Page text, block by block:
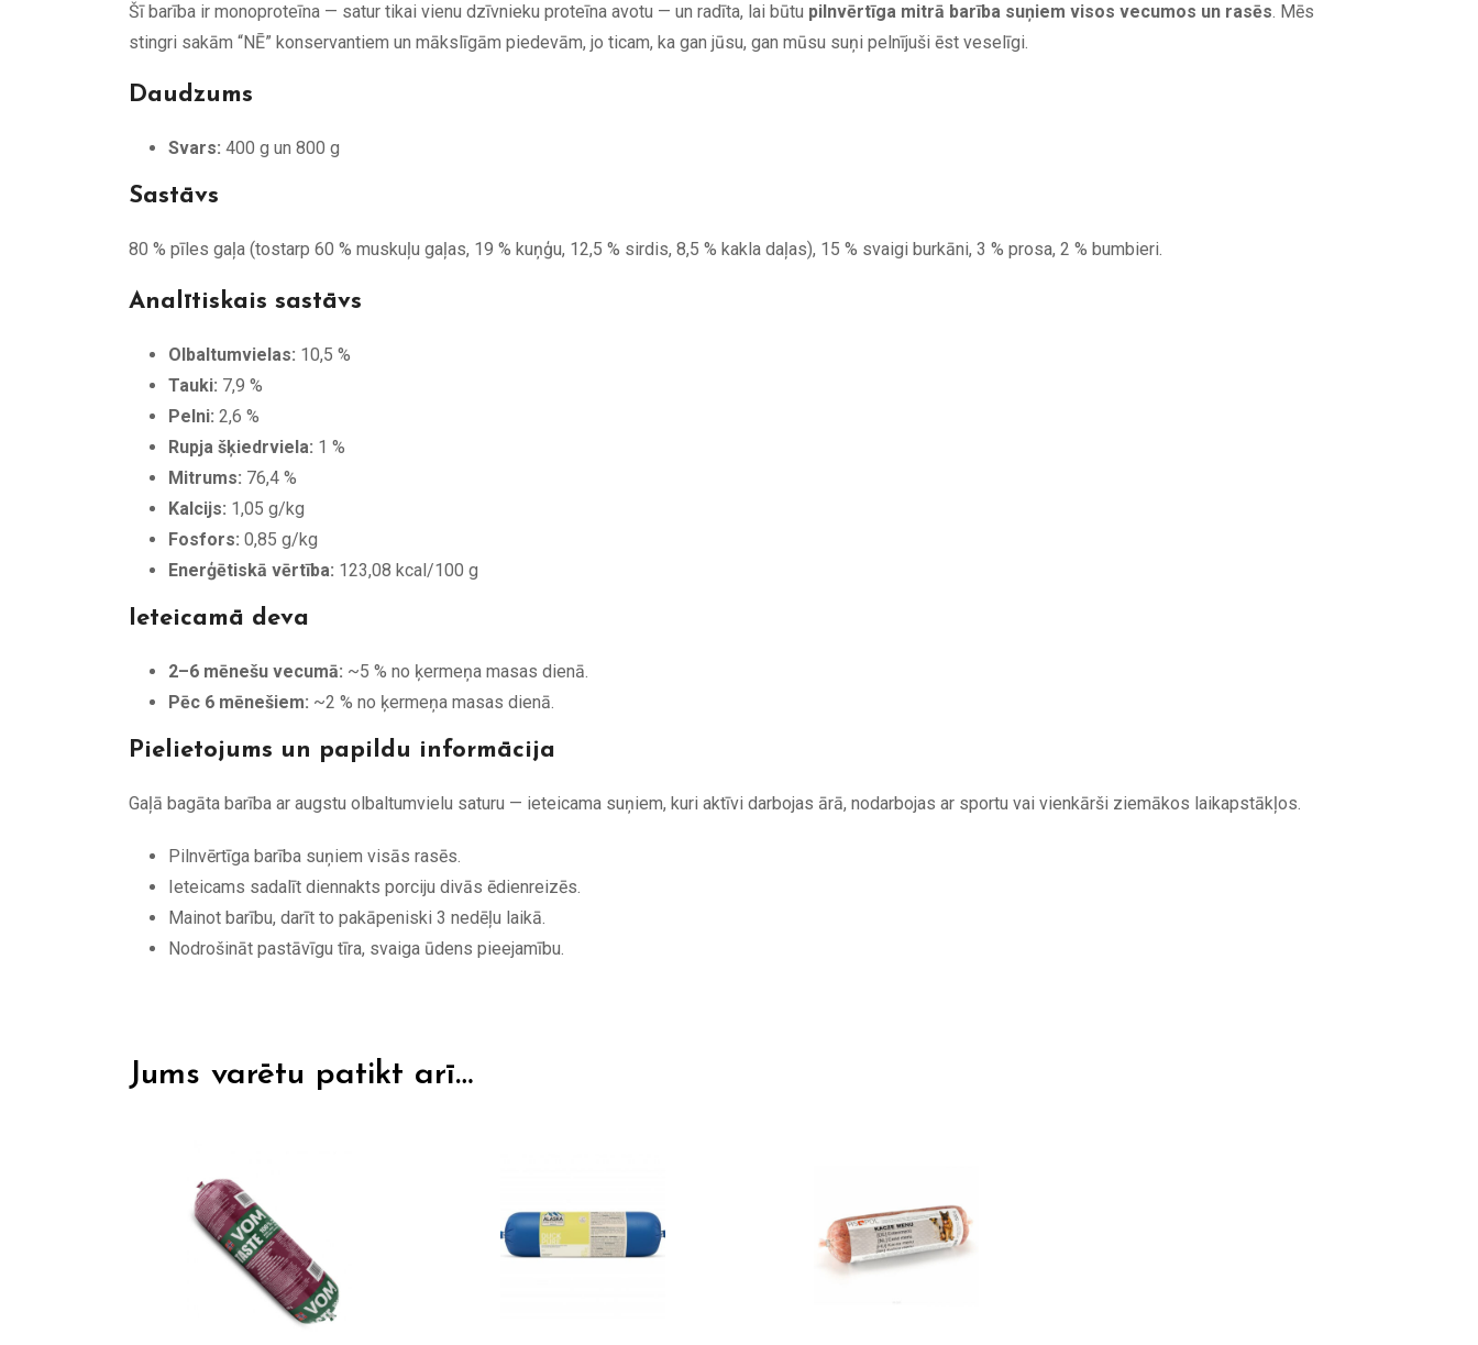
Šī barība ir monoproteīna — satur tikai vienu dzīvnieku proteīna avotu — un radīta, lai būtu pilnvērtīga mitrā barība suņiem visos vecumos un rasēs. Mēs
stingri sakām “NĒ” konservantiem un mākslīgām piedevām, jo ticam, ka gan jūsu, gan mūsu suņi pelnījuši ēst veselīgi.
Daudzums
Svars: 400 g un 800 g
Sastāvs
80 % pīles gaļa (tostarp 60 % muskuļu gaļas, 19 % kuņģu, 12,5 % sirdis, 8,5 % kakla daļas), 15 % svaigi burkāni, 3 % prosa, 2 % bumbieri.
Analītiskais sastāvs
Olbaltumvielas: 10,5 %
Tauki: 7,9 %
Pelni: 2,6 %
Rupja šķiedrviela: 1 %
Mitrums: 76,4 %
Kalcijs: 1,05 g/kg
Fosfors: 0,85 g/kg
Enerģētiskā vērtība: 123,08 kcal/100 g
Ieteicamā deva
2–6 mēnešu vecumā: ~5 % no ķermeņa masas dienā.
Pēc 6 mēnešiem: ~2 % no ķermeņa masas dienā.
Pielietojums un papildu informācija
Gaļā bagāta barība ar augstu olbaltumvielu saturu — ieteicama suņiem, kuri aktīvi darbojas ārā, nodarbojas ar sportu vai vienkārši ziemākos laikapstākļos.
Pilnvērtīga barība suņiem visās rasēs.
Ieteicams sadalīt diennakts porciju divās ēdienreizēs.
Mainot barību, darīt to pakāpeniski 3 nedēļu laikā.
Nodrošināt pastāvīgu tīra, svaiga ūdens pieejamību.
Jums varētu patikt arī…